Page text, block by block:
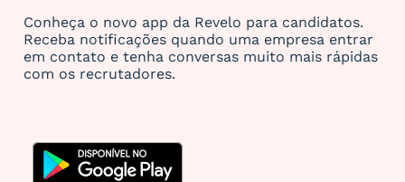
Conheça o novo app da Revelo para candidatos.
Receba notificações quando uma empresa entrar
em contato e tenha conversas muito mais rápidas
com os recrutadores.